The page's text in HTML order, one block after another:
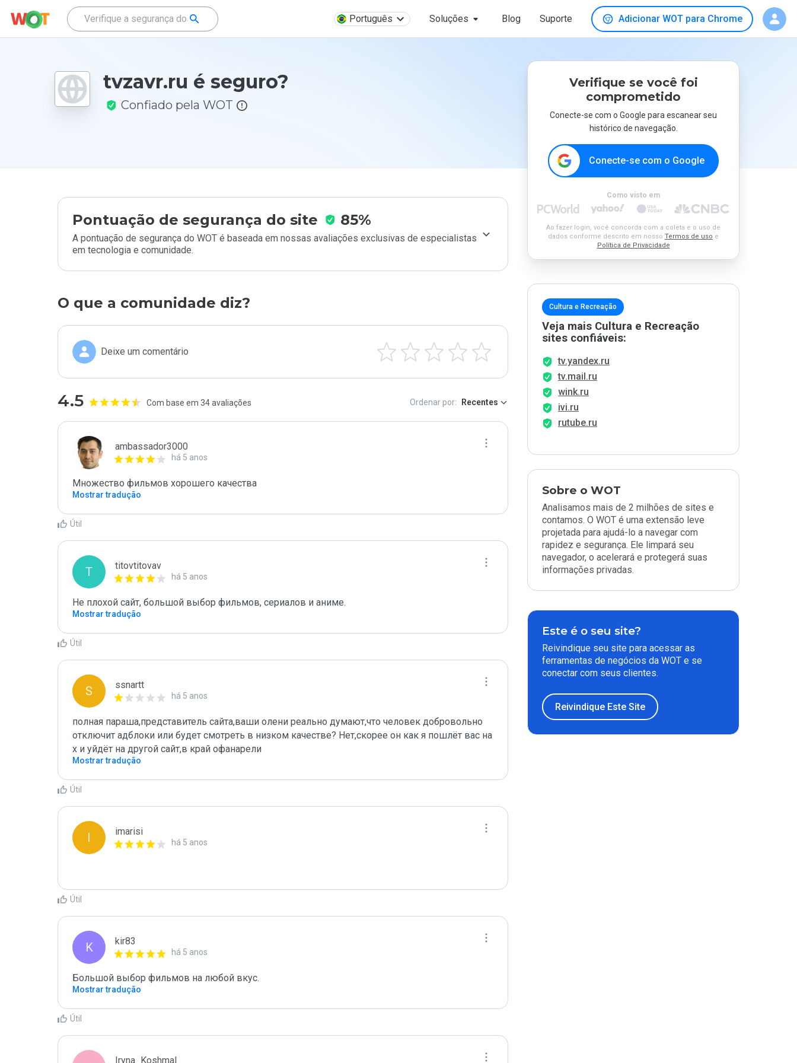
Português Soluções Blog Suporte Adicionar WOT para Chrome
tvzavr.ru é seguro?
Confiado pela WOT
Pontuação de segurança do site 85%
A pontuação de segurança do WOT é baseada em nossas avaliações exclusivas de especialistas
em tecnologia e comunidade.
O que a comunidade diz?
Deixe um comentário
4.5 Com base em 34 avaliações Ordenar por: Recentes
ambassador3000
há 5 anos
Множество фильмов хорошего качества
Mostrar tradução
Útil
T titovtitovav
há 5 anos
Не плохой сайт, большой выбор фильмов, сериалов и аниме.
Mostrar tradução
Útil
S ssnartt
há 5 anos
полная параша,представитель сайта,ваши олени реально думают,что человек добровольно
отключит адблоки или будет смотреть в низком качестве? Нет,скорее он как я пошлёт вас на
х и уйдёт на другой сайт,в край офанарели
Mostrar tradução
Útil
I imarisi
há 5 anos
Útil
K kir83
há 5 anos
Большой выбор фильмов на любой вкус.
Mostrar tradução
Útil
Iryna_Koshmal
Verifique se você foi
comprometido
Conecte-se com o Google para escanear seu
histórico de navegação.
Conecte-se com o Google
Como visto em
Ao fazer login, você concorda com a coleta e o uso de
dados conforme descrito em nosso Termos de uso e
Política de Privacidade
Cultura e Recreação
Veja mais Cultura e Recreação
sites confiáveis:
tv.yandex.ru
tv.mail.ru
wink.ru
ivi.ru
rutube.ru
Sobre o WOT
Analisamos mais de 2 milhões de sites e
contamos. O WOT é uma extensão leve
projetada para ajudá-lo a navegar com
rapidez e segurança. Ele limpará seu
navegador, o acelerará e protegerá suas
informações privadas.
Este é o seu site?
Reivindique seu site para acessar as
ferramentas de negócios da WOT e se
conectar com seus clientes.
Reivindique Este Site